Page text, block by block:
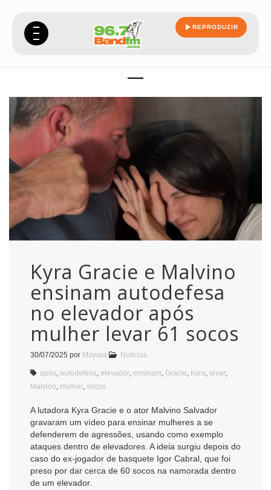
REPRODUZIR
Kyra Gracie e Malvino
ensinam autodefesa
no elevador após
mulher levar 61 socos
30/07/2025 por Mayara Notícias
após autodefesa elevador ensinam Gracie Kyra levar
Malvino mulher socos
A lutadora Kyra Gracie e o ator Malvino Salvador
gravaram um vídeo para ensinar mulheres a se
defenderem de agressões, usando como exemplo
ataques dentro de elevadores. A ideia surgiu depois do
caso do ex-jogador de basquete Igor Cabral, que foi
preso por dar cerca de 60 socos na namorada dentro
de um elevador.